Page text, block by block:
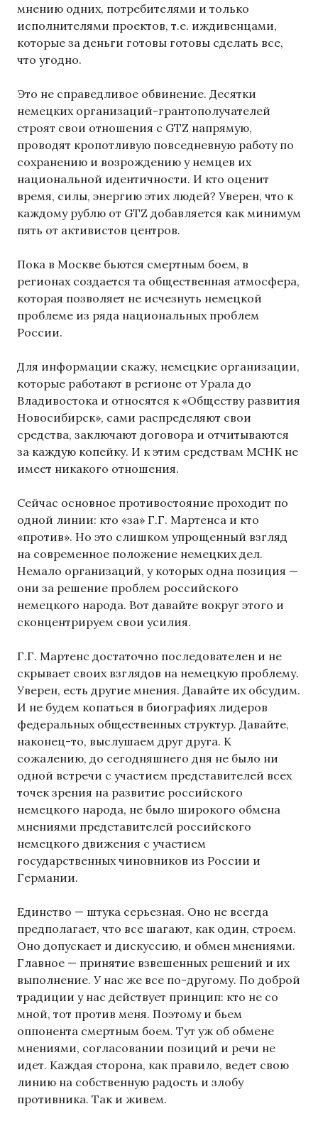
мнению одних, потребителями и только
исполнителями проектов, т.е. иждивенцами,
которые за деньги готовы готовы сделать все,
что угодно.
Это не справедливое обвинение. Десятки
немецких организаций-грантополучателей
строят свои отношения с GTZ напрямую,
проводят кропотливую повседневную работу по
сохранению и возрождению у немцев их
национальной идентичности. И кто оценит
время, силы, энергию этих людей? Уверен, что к
каждому рублю от GTZ добавляется как минимум
пять от активистов центров.
Пока в Москве бьются смертным боем, в
регионах создается та общественная атмосфера,
которая позволяет не исчезнуть немецкой
проблеме из ряда национальных проблем
России.
Для информации скажу, немецкие организации,
которые работают в регионе от Урала до
Владивостока и относятся к «Обществу развития
Новосибирск», сами распределяют свои
средства, заключают договора и отчитываются
за каждую копейку. И к этим средствам МСНК не
имеет никакого отношения.
Сейчас основное противостояние проходит по
одной линии: кто «за» Г.Г. Мартенса и кто
«против». Но это слишком упрощенный взгляд
на современное положение немецких дел.
Немало организаций, у которых одна позиция —
они за решение проблем российского
немецкого народа. Вот давайте вокруг этого и
сконцентрируем свои усилия.
Г.Г. Мартенс достаточно последователен и не
скрывает своих взглядов на немецкую проблему.
Уверен, есть другие мнения. Давайте их обсудим.
И не будем копаться в биографиях лидеров
федеральных общественных структур. Давайте,
наконец-то, выслушаем друг друга. К
сожалению, до сегодняшнего дня не было ни
одной встречи с участием представителей всех
точек зрения на развитие российского
немецкого народа, не было широкого обмена
мнениями представителей российского
немецкого движения с участием
государственных чиновников из России и
Германии.
Единство — штука серьезная. Оно не всегда
предполагает, что все шагают, как один, строем.
Оно допускает и дискуссию, и обмен мнениями.
Главное — принятие взвешенных решений и их
выполнение. У нас же все по-другому. По доброй
традиции у нас действует принцип: кто не со
мной, тот против меня. Поэтому и бьем
оппонента смертным боем. Тут уж об обмене
мнениями, согласовании позиций и речи не
идет. Каждая сторона, как правило, ведет свою
линию на собственную радость и злобу
противника. Так и живем.